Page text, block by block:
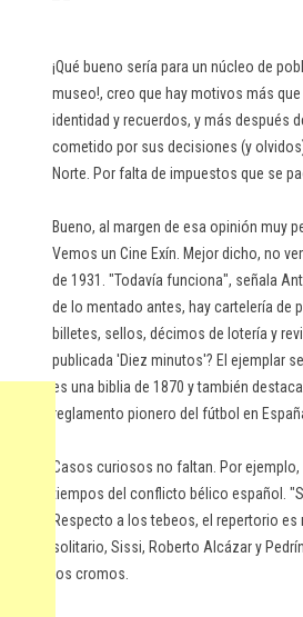
¡Qué bueno sería para un núcleo de
museo!, creo que hay motivos más
identidad y recuerdos, y más después
cometido por sus decisiones (y
Norte. Por falta de impuestos que se
Bueno, al margen de esa opinión muy
Vemos un Cine Exín. Mejor dicho, no
de 1931. "Todavía funciona", señala
de lo mentado antes, hay cartelería de
billetes, sellos, décimos de lotería y
publicada 'Diez minutos'? El ejemplar
es una biblia de 1870 y también
reglamento pionero del fútbol en
Casos curiosos no faltan. Por
tiempos del conflicto bélico español.
Respecto a los tebeos, el repertorio
solitario, Sissi, Roberto Alcázar y
los cromos.